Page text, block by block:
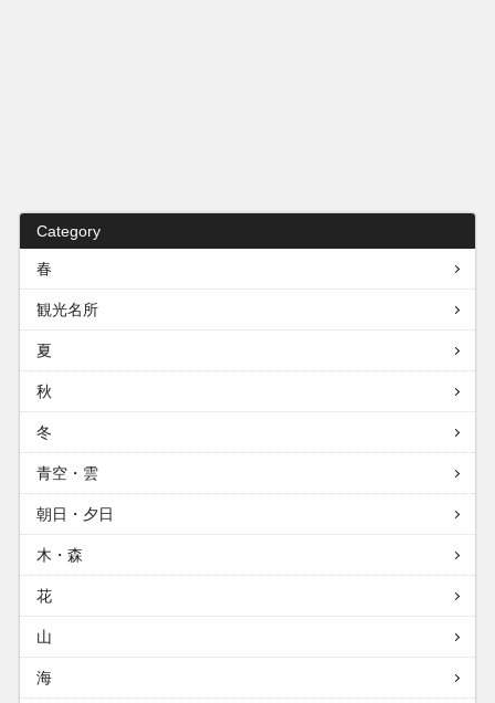
Category
春
観光名所
夏
秋
冬
青空・雲
朝日・夕日
木・森
花
山
海